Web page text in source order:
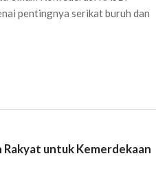
pentingnya serikat buruh dan
untuk Kemerdekaan